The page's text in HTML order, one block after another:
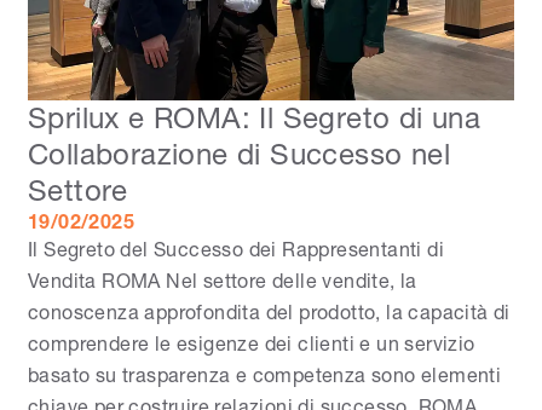
Sprilux e ROMA: Il Segreto di una
Collaborazione di Successo nel
Settore
19/02/2025
Il Segreto del Successo dei Rappresentanti di
Vendita ROMA Nel settore delle vendite, la
conoscenza approfondita del prodotto, la capacità di
comprendere le esigenze dei clienti e un servizio
basato su trasparenza e competenza sono elementi